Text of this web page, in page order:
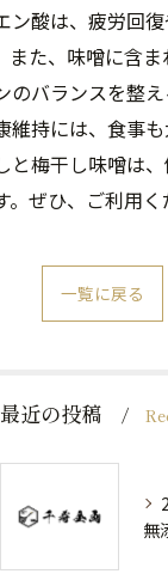
ン酸は、疲労回
また、味噌に含
バランスを整え
維持には、食事
と梅干し味噌は
ぜひ、ご利用く
一覧に戻る
最近の投稿